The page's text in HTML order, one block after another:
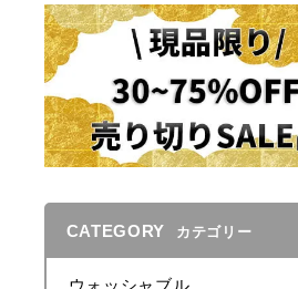
CATEGORY カテゴリー